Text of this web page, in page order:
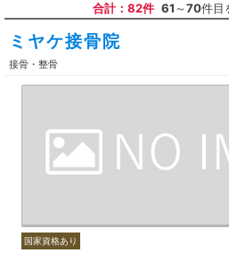
合計：82件 61～70件目
ミヤケ接骨院
接骨・整骨
国家資格あり